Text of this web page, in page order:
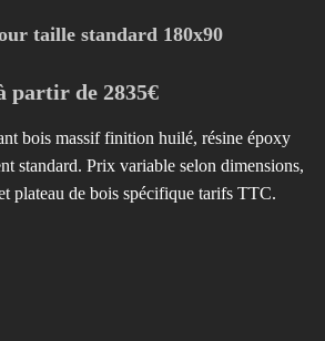
taille standard 180x90
partir de 2835€
bois massif finition huilé, résine époxy
standard. Prix variable selon dimensions,
plateau de bois spécifique tarifs TTC.